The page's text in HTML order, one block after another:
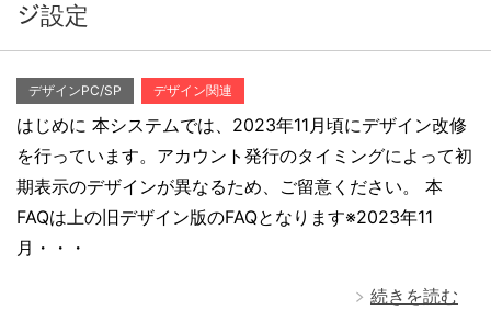
ジ設定
デザインPC/SP デザイン関連
はじめに 本システムでは、2023年11月頃にデザイン改修
を行っています。アカウント発行のタイミングによって初
期表示のデザインが異なるため、ご留意ください。 本
FAQは上の旧デザイン版のFAQとなります※2023年11
月・・・
続きを読む